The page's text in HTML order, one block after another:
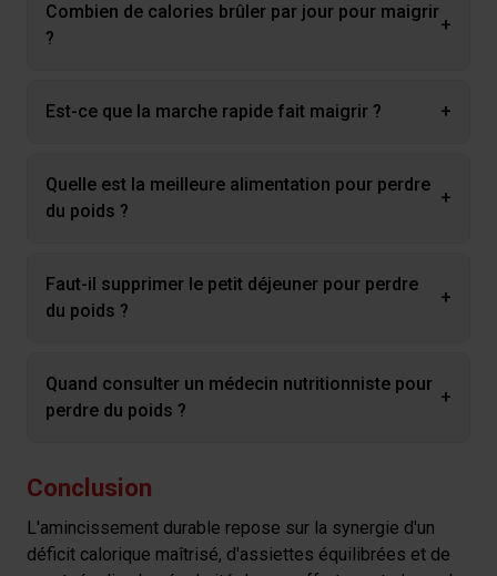
Combien de calories brûler par jour pour maigrir
?
+
Est-ce que la marche rapide fait maigrir ? +
Quelle est la meilleure alimentation pour perdre
du poids ?
+
Faut-il supprimer le petit déjeuner pour perdre
du poids ?
+
Quand consulter un médecin nutritionniste pour
perdre du poids ?
+
Conclusion
L'amincissement durable repose sur la synergie d'un
déficit calorique maîtrisé, d'assiettes équilibrées et de